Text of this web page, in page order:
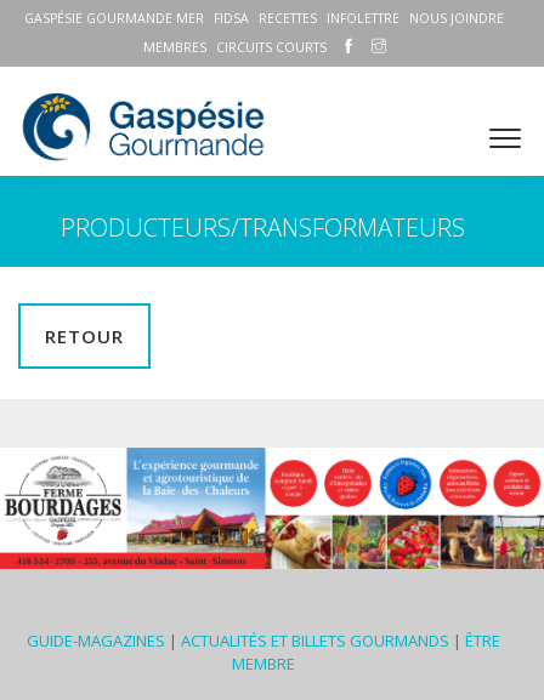
GASPÉSIE GOURMANDE MER FIDSA RECETTES INFOLETTRE
NOUS JOINDRE
MEMBRES
CIRCUITS COURTS
PRODUCTEURS/TRANSFORMATEURS
RETOUR
GUIDE-MAGAZINES | ACTUALITÉS ET BILLETS GOURMANDS | ÊTRE
MEMBRE